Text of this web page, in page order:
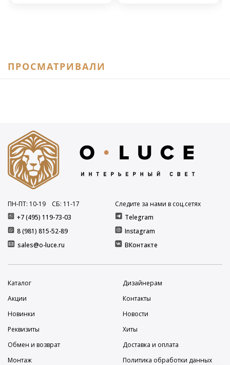
ПРОСМАТРИВАЛИ
+7 (495) 119-73-03
8 (981) 815-52-89
ПН-ПТ: 10-19 СБ: 11-17
sales@o-luce.ru
Следите за нами в соц.сетях
Telegram
Instagram
ВКонтакте
Каталог
Дизайнерам
Акции
Контакты
Новинки
Новости
Реквизиты
Хиты
Обмен и возврат
Доставка и оплата
Монтаж
Политика обработки данных